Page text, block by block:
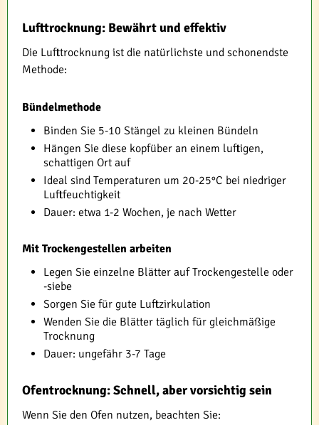
Lufttrocknung: Bewährt und effektiv
Die Lufttrocknung ist die natürlichste und schonendste
Methode:
Bündelmethode
Binden Sie 5-10 Stängel zu kleinen Bündeln
Hängen Sie diese kopfüber an einem luftigen,
schattigen Ort auf
Ideal sind Temperaturen um 20-25°C bei niedriger
Luftfeuchtigkeit
Dauer: etwa 1-2 Wochen, je nach Wetter
Mit Trockengestellen arbeiten
Legen Sie einzelne Blätter auf Trockengestelle oder
-siebe
Sorgen Sie für gute Luftzirkulation
Wenden Sie die Blätter täglich für gleichmäßige
Trocknung
Dauer: ungefähr 3-7 Tage
Ofentrocknung: Schnell, aber vorsichtig sein
Wenn Sie den Ofen nutzen, beachten Sie: